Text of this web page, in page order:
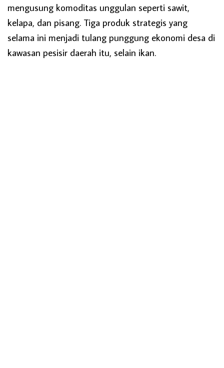
mengusung komoditas unggulan seperti sawit,
kelapa, dan pisang. Tiga produk strategis yang
selama ini menjadi tulang punggung ekonomi desa di
kawasan pesisir daerah itu, selain ikan.